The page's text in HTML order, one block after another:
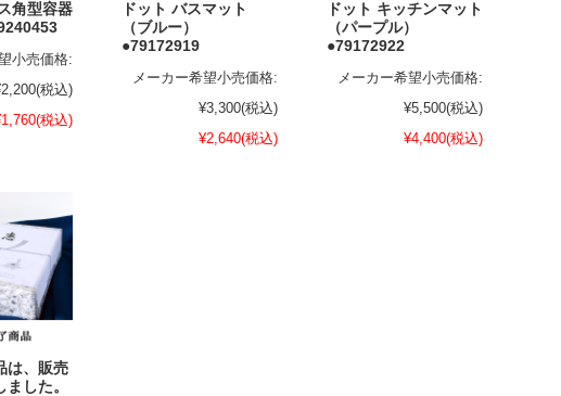
角型容器
小売価格:
(税込)
(税込)
ドット バスマット
（ブルー）
●79172919
メーカー希望小売価格:
¥3,300(税込)
¥2,640(税込)
ドット キッチンマット
（パープル）
●79172922
メーカー希望小売価格:
¥5,500(税込)
¥4,400(税込)
は、販売
した。